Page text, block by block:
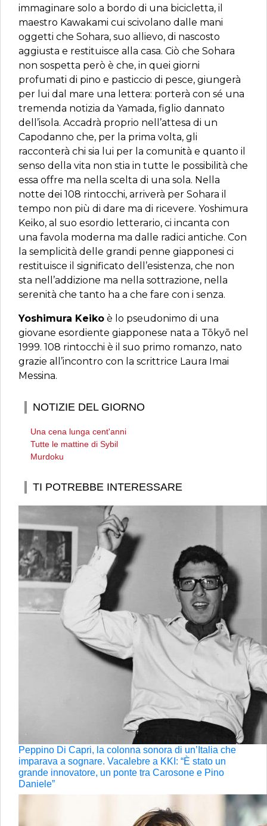
immaginare solo a bordo di una bicicletta, il
maestro Kawakami cui scivolano dalle mani
oggetti che Sohara, suo allievo, di nascosto
aggiusta e restituisce alla casa. Ciò che Sohara
non sospetta però è che, in quei giorni
profumati di pino e pasticcio di pesce, giungerà
per lui dal mare una lettera: porterà con sé una
tremenda notizia da Yamada, figlio dannato
dell’isola. Accadrà proprio nell’attesa di un
Capodanno che, per la prima volta, gli
racconterà chi sia lui per la comunità e quanto il
senso della vita non stia in tutte le possibilità che
essa offre ma nella scelta di una sola. Nella
notte dei 108 rintocchi, arriverà per Sohara il
tempo non più di dare ma di ricevere. Yoshimura
Keiko, al suo esordio letterario, ci incanta con
una favola moderna ma dalle radici antiche. Con
la semplicità delle grandi penne giapponesi ci
restituisce il significato dell’esistenza, che non
sta nell’addizione ma nella sottrazione, nella
serenità che tanto ha a che fare con i senza.
Yoshimura Keiko è lo pseudonimo di una
giovane esordiente giapponese nata a Tōkyō nel
1999. 108 rintocchi è il suo primo romanzo, nato
grazie all’incontro con la scrittrice Laura Imai
Messina.
NOTIZIE DEL GIORNO
Una cena lunga cent'anni
Tutte le mattine di Sybil
Murdoku
TI POTREBBE INTERESSARE
Peppino Di Capri, la colonna sonora di un’Italia che
imparava a sognare. Vacalebre a KKI: “È stato un
grande innovatore, un ponte tra Carosone e Pino
Daniele”